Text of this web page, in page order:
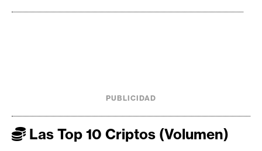
PUBLICIDAD
Las Top 10 Criptos (Volumen)